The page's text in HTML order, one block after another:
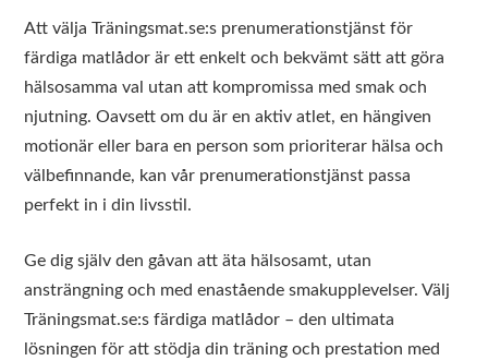
Att välja Träningsmat.se:s prenumerationstjänst för
färdiga matlådor är ett enkelt och bekvämt sätt att göra
hälsosamma val utan att kompromissa med smak och
njutning. Oavsett om du är en aktiv atlet, en hängiven
motionär eller bara en person som prioriterar hälsa och
välbefinnande, kan vår prenumerationstjänst passa
perfekt in i din livsstil.
Ge dig själv den gåvan att äta hälsosamt, utan
ansträngning och med enastående smakupplevelser. Välj
Träningsmat.se:s färdiga matlådor – den ultimata
lösningen för att stödja din träning och prestation med